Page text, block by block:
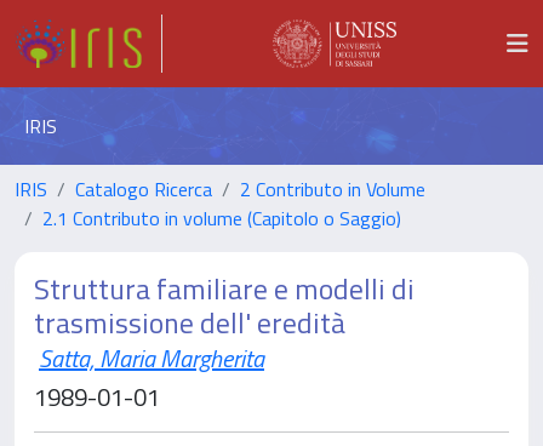
IRIS
IRIS Catalogo Ricerca
2 Contributo in Volume
2.1 Contributo in volume (Capitolo o Saggio)
Struttura familiare e modelli di
trasmissione dell' eredità
Satta, Maria Margherita
1989-01-01